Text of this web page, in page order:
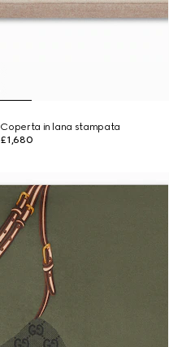
Coperta in lana stampata
£1,680